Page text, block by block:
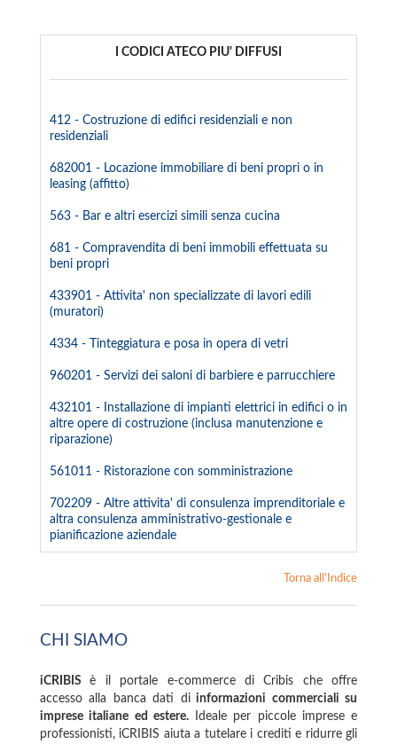
I CODICI ATECO PIU' DIFFUSI
412 - Costruzione di edifici residenziali e non
residenziali
682001 - Locazione immobiliare di beni propri o in
leasing (affitto)
563 - Bar e altri esercizi simili senza cucina
681 - Compravendita di beni immobili effettuata su
beni propri
433901 - Attivita' non specializzate di lavori edili
(muratori)
4334 - Tinteggiatura e posa in opera di vetri
960201 - Servizi dei saloni di barbiere e parrucchiere
432101 - Installazione di impianti elettrici in edifici o in
altre opere di costruzione (inclusa manutenzione e
riparazione)
561011 - Ristorazione con somministrazione
702209 - Altre attivita' di consulenza imprenditoriale e
altra consulenza amministrativo-gestionale e
pianificazione aziendale
Torna all'Indice
CHI SIAMO
iCRIBISè il portale e-commerce di Cribis che offre
accesso alla banca dati diinformazioni commerciali su
imprese italiane ed estere.Ideale per piccole imprese e
professionisti, iCRIBIS aiuta a tutelare i crediti e ridurre gli